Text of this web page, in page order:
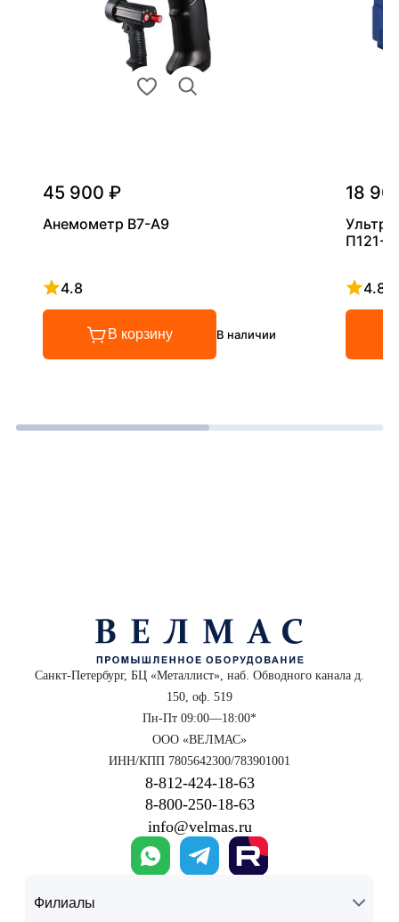
45 900 ₽
Анемометр В7-А9
4.8
Рейтинг 4.8 из 5
В корзину В наличии
18
П121-
4.8
Санкт-Петербург, БЦ «Металлист», наб. Обводного канала д.
150, оф. 519
Пн-Пт 09:00—18:00*
ООО «ВЕЛМАС»
ИНН/КПП 7805642300/783901001
8‑812‑424‑18‑63
8‑800‑250‑18‑63
info@velmas.ru
Филиалы